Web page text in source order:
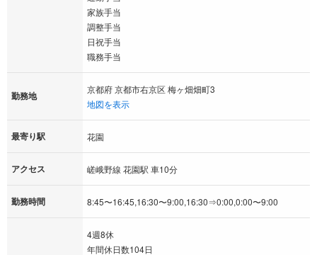
家族手当
調整手当
日祝手当
職務手当
勤務地
京都府 京都市右京区 梅ヶ畑畑町3
地図を表示
最寄り駅 花園
アクセス 嵯峨野線 花園駅 車10分
勤務時間 8:45〜16:45,16:30〜9:00,16:30⇒0:00,0:00〜9:00
4週8休
年間休日数104日